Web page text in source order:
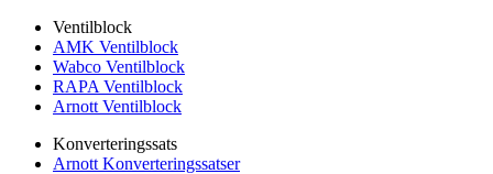
Ventilblock
AMK Ventilblock
Wabco Ventilblock
RAPA Ventilblock
Arnott Ventilblock
Konverteringssats
Arnott Konverteringssatser